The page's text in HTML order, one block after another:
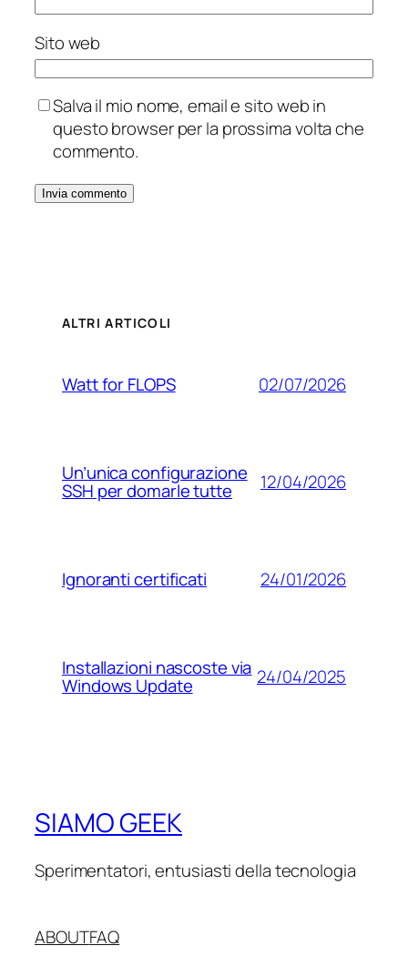
Sito web
Salva il mio nome, email e sito web in
questo browser per la prossima volta che
commento.
ALTRI ARTICOLI
Watt for FLOPS 02/07/2026
Un’unica configurazione
SSH per domarle tutte 12/04/2026
Ignoranti certificati 24/01/2026
Installazioni nascoste via
Windows Update 24/04/2025
SIAMO GEEK
Sperimentatori, entusiasti della tecnologia
ABOUTFAQ